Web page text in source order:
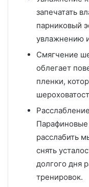
запечатать
парниковый
увлажнению
Смягчение
облегает
пленки,
расслабить
снять
долгого дня
тренировок.